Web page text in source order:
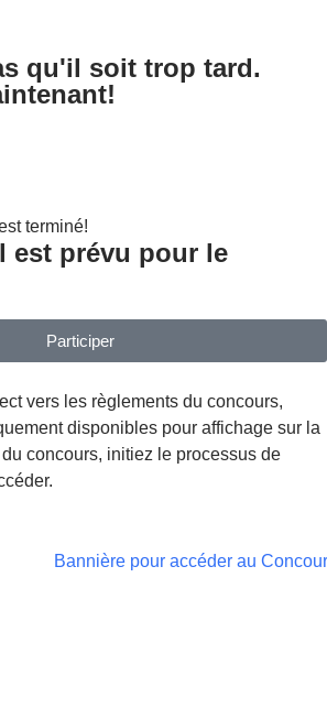
qu'il soit trop tard.
terminé!
est prévu pour le
Participer
vers les règlements du concours,
disponibles pour affichage sur la
concours, initiez le processus de